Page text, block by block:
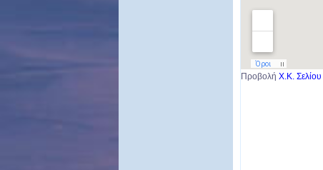
Προβολή Χ.Κ. Σελίου